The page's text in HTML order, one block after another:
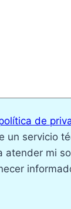
de
un servicio
atender mi